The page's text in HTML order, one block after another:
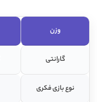
وزن
گارانتی
نوع بازی فکری